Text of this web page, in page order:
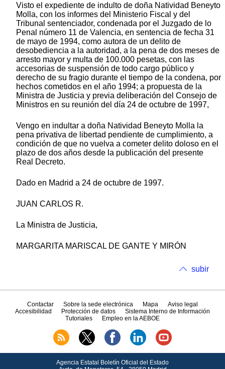
Visto el expediente de indulto de doña Natividad Beneyto
Molla, con los informes del Ministerio Fiscal y del
Tribunal sentenciador, condenada por el Juzgado de lo
Penal número 11 de Valencia, en sentencia de fecha 31
de mayo de 1994, como autora de un delito de
desobediencia a la autoridad, a la pena de dos meses de
arresto mayor y multa de 100.000 pesetas, con las
accesorias de suspensión de todo cargo público y
derecho de su fragio durante el tiempo de la condena, por
hechos cometidos en el año 1994; a propuesta de la
Ministra de Justicia y previa deliberación del Consejo de
Ministros en su reunión del día 24 de octubre de 1997,
Vengo en indultar a doña Natividad Beneyto Molla la
pena privativa de libertad pendiente de cumplimiento, a
condición de que no vuelva a cometer delito doloso en el
plazo de dos años desde la publicación del presente
Real Decreto.
Dado en Madrid a 24 de octubre de 1997.
JUAN CARLOS R.
La Ministra de Justicia,
MARGARITA MARISCAL DE GANTE Y MIRÓN
subir
Contactar Sobre la sede electrónica Mapa
Aviso legal
Accesibilidad
Protección de datos
Sistema Interno de Información
Tutoriales
Empleo en la AEBOE
Agencia Estatal Boletín Oficial del Estado